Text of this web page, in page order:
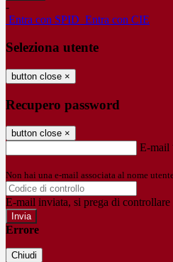
-
Entra con SPID Entra con CIE
Seleziona utente
button close ×
Recupero password
button close ×
E-mail
Non hai una e-mail associata al nome
E-mail inviata, si prega di controllare
Errore
Chiudi